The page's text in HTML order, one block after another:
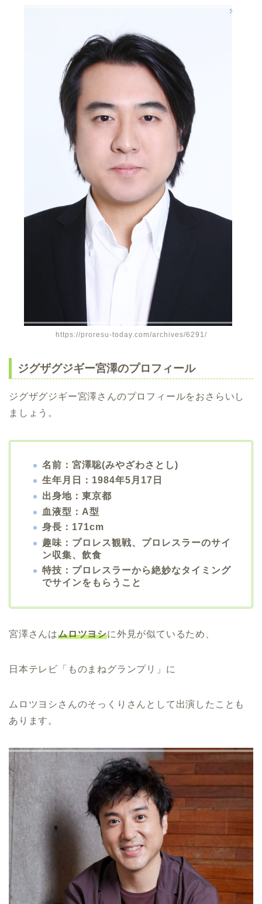
https://proresu-today.com/archives/6291/
ジグザグジギー宮澤のプロフィール
ジグザグジギー宮澤さんのプロフィールをおさらいし
ましょう。
名前：宮澤聡(みやざわさとし)
生年月日：1984年5月17日
出身地：東京都
血液型：A型
身長：171cm
趣味：プロレス観戦、プロレスラーのサイ
ン収集、飲食
特技：プロレスラーから絶妙なタイミング
でサインをもらうこと
宮澤さんはムロツヨシに外見が似ているため、
日本テレビ「ものまねグランプリ」に
ムロツヨシさんのそっくりさんとして出演したことも
あります。